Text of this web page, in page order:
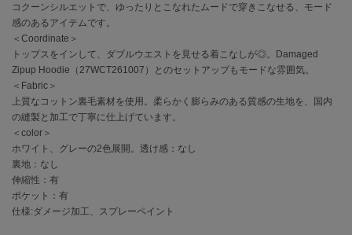
CONVERSE
コンバース
DANSKIN
ダンスキン
EIMY ISTOIRE
エイミー イストワール
emmi
エミ
コクーンシルエットで、ゆったりとこなれたムードで穿きこなせる、モード
感のあるアイテムです。
＜Coordinate＞
トップスをインして、ダブルウエストを見せる着こなしが◎。Damaged
Zipup Hoodie（27WCT261007）とのセットアップもモードな雰囲気。
＜Fabric＞
上質なコットン裏毛素材を使用。柔らかく膨らみのある質感の生地を、国内
の縫製と加工で丁寧に仕上げています。
＜color＞
ホワイト、グレーの2色展開。透け感：なし
裏地：なし
伸縮性：有
ポケット：有
仕様:ダメージ加工、スプレーペイント